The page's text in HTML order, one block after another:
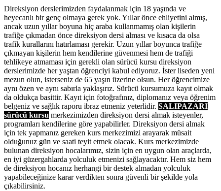
Direksiyon derslerimizden faydalanmak için 18 yaşında ve
heyecanlı bir genç olmaya gerek yok. Yıllar önce ehliyetini almış,
ancak uzun yıllar boyuna hiç araba kullanmamış olan kişilerin
trafiğe çıkmadan önce direksiyon dersi alması ve kısaca da olsa
trafik kurallarını hatırlaması gerekir. Uzun yıllar boyunca trafiğe
çıkmayan kişilerin hem kendilerine güvenmesi hem de trafiği
tehlikeye atmaması için gerekli olan sürücü kursu direksiyon
derslerimizde her yaştan öğrenciyi kabul ediyoruz. İster liseden yeni
mezun olun, isterseniz de 65 yaşın üzerine olsun. Her öğrencimize
aynı özen ve aynı sabırla yaklaşırız. Sürücü kursumuza kayıt olmak
da oldukça basittir. Kayıt için fotoğrafınız, diplomanız veya öğrenim
belgeniz ve sağlık raporu ibraz etmeniz yeterlidir. SALIPAZARI
sürücü kursu merkezimizden direksiyon dersi almak isteyenler,
programları kendilerine göre yapabilirler. Direksiyon dersi almak
için tek yapmanız gereken kurs merkezimizi arayarak müsait
olduğunuz gün ve saati teyit etmek olacak. Kurs merkezimizde
bulunan direksiyon hocalarımız, sizin için en uygun olan araçlarda,
en iyi güzergahlarda yolculuk etmenizi sağlayacaktır. Hem siz hem
de direksiyon hocanız herhangi bir destek almadan yolculuk
yapabileceğinize karar verdikten sonra güvenli bir şekilde yola
çıkabilirsiniz.